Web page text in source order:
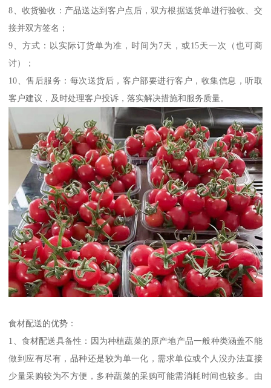
8、收货验收：产品送达到客户点后，双方根据送货单进行验收、交
接并双方签名；
9、方式：以实际订货单为准，时间为7天，或15天一次（也可商
讨）；
10、售后服务：每次送货后，客户部要进行客户，收集信息，听取
客户建议，及时处理客户投诉，落实解决措施和服务质量。
食材配送的优势：
1、食材配送具备性：因为种植蔬菜的原产地产品一般种类涵盖不能
做到应有尽有，品种还是较为单一化，需求单位或个人没办法直接
少量采购较为不方便，多种蔬菜的采购可能需消耗时间也较多。由